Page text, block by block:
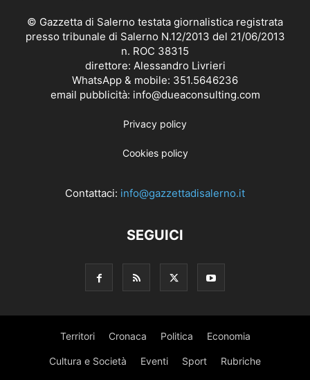
© Gazzetta di Salerno testata giornalistica registrata
presso tribunale di Salerno N.12/2013 del 21/06/2013
n. ROC 38315
direttore: Alessandro Livrieri
WhatsApp & mobile: 351.5646236
email pubblicità: info@dueaconsulting.com
Privacy policy
Cookies policy
Contattaci: info@gazzettadisalerno.it
SEGUICI
Territori Cronaca Politica Economia
Cultura e Società Eventi Sport Rubriche